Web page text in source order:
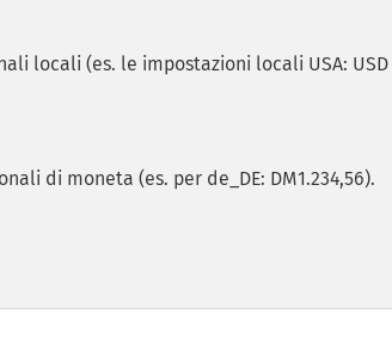
locali (es. le impostazioni locali USA: USD
di moneta (es. per de_DE: DM1.234,56).